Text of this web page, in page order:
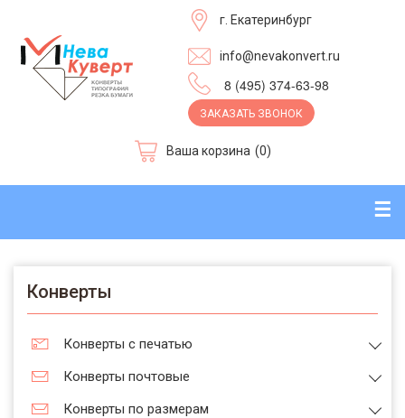
г. Екатеринбург
info@nevakonvert.ru
8 (495) 374-63-98
ЗАКАЗАТЬ ЗВОНОК
Ваша корзина (0)
☰
Конверты
Конверты с печатью
Конверты почтовые
Конверты по размерам